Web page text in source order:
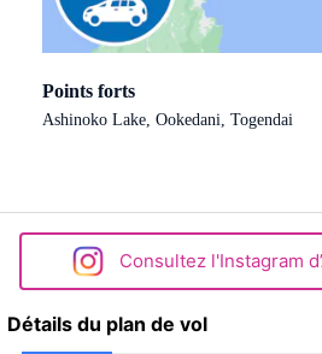
Points forts
Ashinoko Lake, Ookedani, Togendai
Consultez l'Instagram
Détails du plan de vol